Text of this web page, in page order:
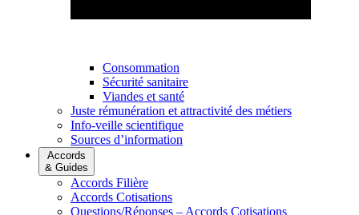
Consommation
Sécurité sanitaire
Viandes et santé
Juste rémunération et attractivité des métiers
Info-veille scientifique
Sources d’information
Accords
& Guides
Accords Filière
Accords Cotisations
Questions/Réponses – Accords Cotisations